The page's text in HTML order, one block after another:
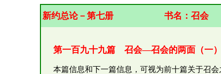
新约总论－第七册 书名： 召会
第一百九十九篇 召会—召会的两面（一
本篇信息和下一篇信息，可视为前十篇关于召